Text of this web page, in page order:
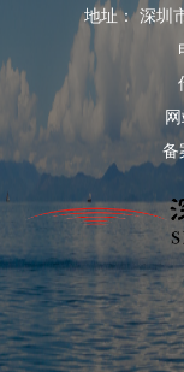
地址： 深圳
备